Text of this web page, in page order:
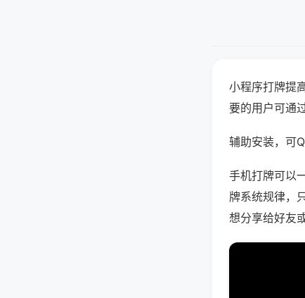
小程序打牌提
要的用户可通
辅助安装，可
手机打牌可以
牌系统规律，
想分享给好友